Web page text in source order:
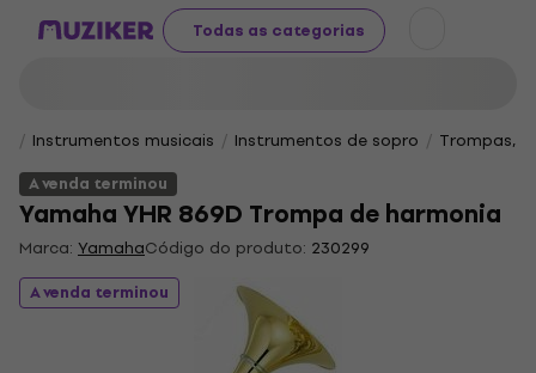
Todas as categorias
Instrumentos musicais Instrumentos de sopro
Trompas,
A venda terminou
Yamaha YHR 869D Trompa de harmonia
Marca: YamahaCódigo do produto: 230299
A venda terminou